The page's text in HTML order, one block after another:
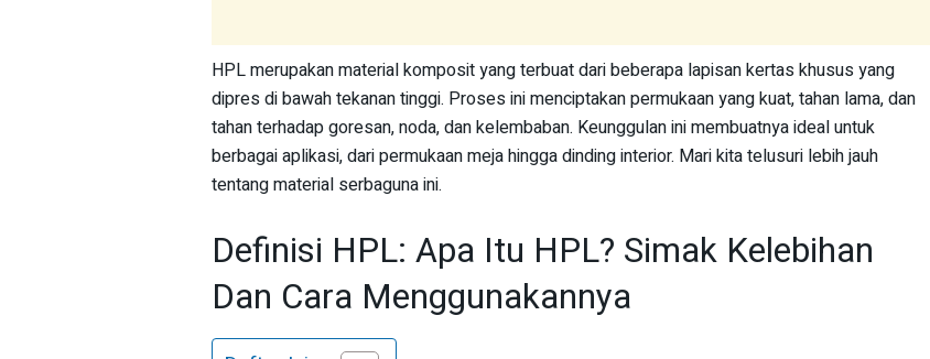
HPL merupakan material komposit yang terbuat dari beberapa lapisan kertas khusus yang
dipres di bawah tekanan tinggi. Proses ini menciptakan permukaan yang kuat, tahan lama, dan
tahan terhadap goresan, noda, dan kelembaban. Keunggulan ini membuatnya ideal untuk
berbagai aplikasi, dari permukaan meja hingga dinding interior. Mari kita telusuri lebih jauh
tentang material serbaguna ini.
Definisi HPL: Apa Itu HPL? Simak Kelebihan
Dan Cara Menggunakannya